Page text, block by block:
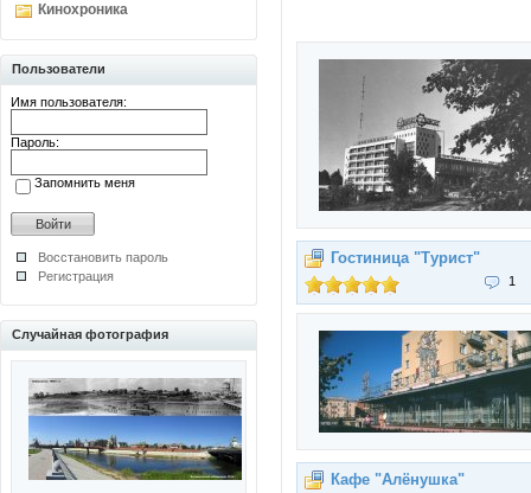
Кинохроника
Пользователи
Имя пользователя:
Пароль:
Запомнить меня
Восстановить пароль
Регистрация
Случайная фотография
Гостиница "Турист"
1
Кафе "Алёнушка"